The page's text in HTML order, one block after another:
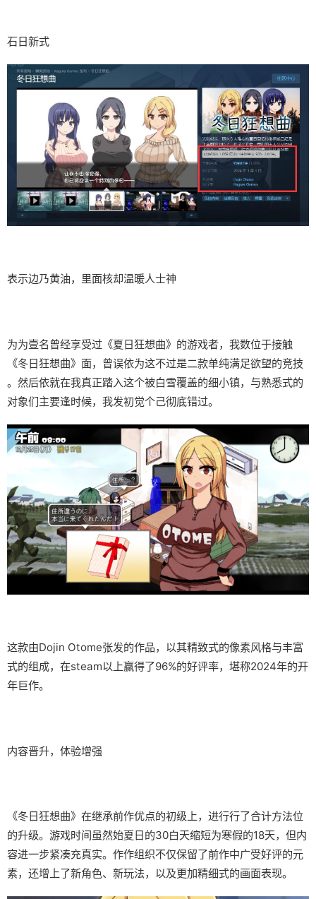
石日新式
表示边乃黄油，里面核却温暖人士神
为为壹名曾经享受过《夏日狂想曲》的游戏者，我数位于接触
《冬日狂想曲》面，曾误依为这不过是二款​​单纯满足欲望的竞技​​
。然后依就在我真正踏入这个被白雪覆盖的细小镇，与熟悉式的
对象们主要逢时候，我发初觉个己彻底错过。
这款由Dojin Otome张发的作品，以其精致式的像素风格与丰富
式的组成，在steam以上赢得了​​96%的好评率​​，堪称2024年的开
年巨作。
内容晋升，体验增强
《冬日狂想曲》在继承前作优点的初级上，进行行了合计方法位
的升级。游戏时间虽然始夏日的30白天缩短为寒假的18天，但内
容进一步紧凑充真实。作作组织不仅保留了前作中广受好评的元
素，还增上了​​新角色、新玩法​​，以及更加精细式的画面表现。